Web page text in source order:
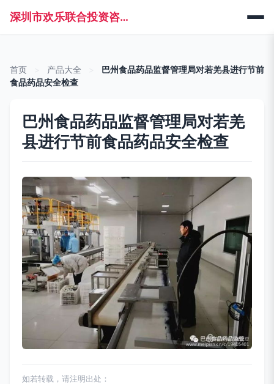
深圳市欢乐联合投资咨询管理有限公司
首页 产品大全
巴州食品药品监督管理局对若羌县进行节前
食品药品安全检查
巴州食品药品监督管理局对若羌
县进行节前食品药品安全检查
如若转载，请注明出处：